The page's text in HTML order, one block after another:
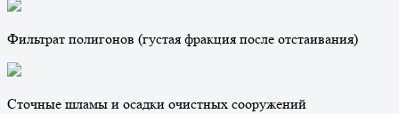
Фильтрат полигонов (густая фракция после отстаивания)
Сточные шламы и осадки очистных сооружений